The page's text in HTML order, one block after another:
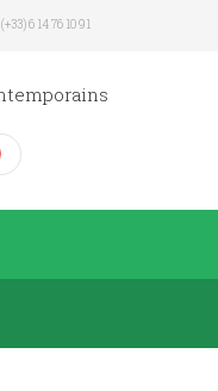
(+33) 6 14 76 10 91